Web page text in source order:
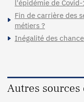
l'épidémie de
Fin de carrière des
métiers ?
Inégalité des
Autres sources